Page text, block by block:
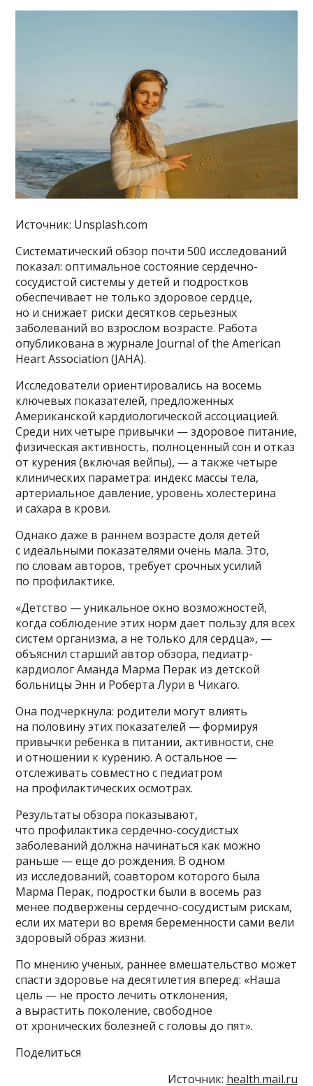
Источник: Unsplash.com
Систематический обзор почти 500 исследований
показал: оптимальное состояние сердечно-
сосудистой системы у детей и подростков
обеспечивает не только здоровое сердце,
но и снижает риски десятков серьезных
заболеваний во взрослом возрасте. Работа
опубликована в журнале Journal of the American
Heart Association (JAHA).
Исследователи ориентировались на восемь
ключевых показателей, предложенных
Американской кардиологической ассоциацией.
Среди них четыре привычки — здоровое питание,
физическая активность, полноценный сон и отказ
от курения (включая вейпы), — а также четыре
клинических параметра: индекс массы тела,
артериальное давление, уровень холестерина
и сахара в крови.
Однако даже в раннем возрасте доля детей
с идеальными показателями очень мала. Это,
по словам авторов, требует срочных усилий
по профилактике.
«Детство — уникальное окно возможностей,
когда соблюдение этих норм дает пользу для всех
систем организма, а не только для сердца», —
объяснил старший автор обзора, педиатр-
кардиолог Аманда Марма Перак из детской
больницы Энн и Роберта Лури в Чикаго.
Она подчеркнула: родители могут влиять
на половину этих показателей — формируя
привычки ребенка в питании, активности, сне
и отношении к курению. А остальное —
отслеживать совместно с педиатром
на профилактических осмотрах.
Результаты обзора показывают,
что профилактика сердечно-сосудистых
заболеваний должна начинаться как можно
раньше — еще до рождения. В одном
из исследований, соавтором которого была
Марма Перак, подростки были в восемь раз
менее подвержены сердечно-сосудистым рискам,
если их матери во время беременности сами вели
здоровый образ жизни.
По мнению ученых, раннее вмешательство может
спасти здоровье на десятилетия вперед: «Наша
цель — не просто лечить отклонения,
а вырастить поколение, свободное
от хронических болезней с головы до пят».
Поделиться
Источник: health.mail.ru